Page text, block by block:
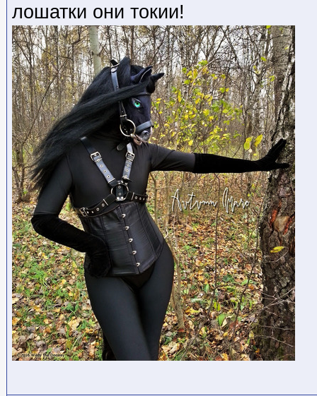
лошатки они токии!